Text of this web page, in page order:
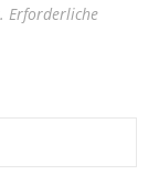
Erforderliche